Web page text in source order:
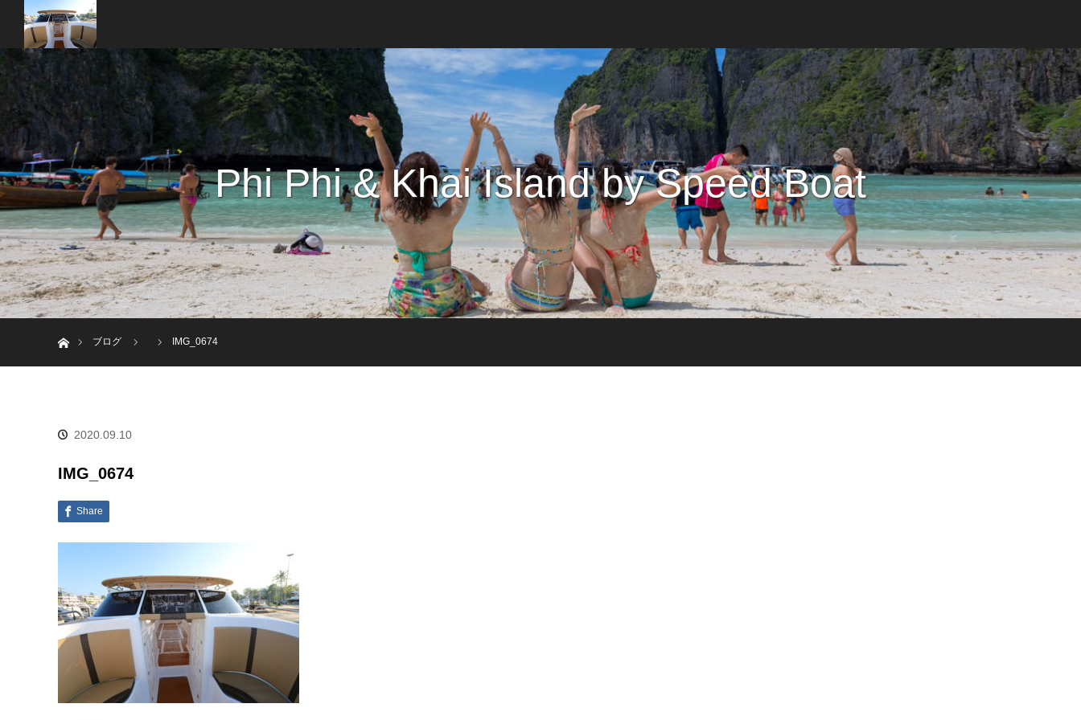
Phi Phi & Khai Island by Speed Boat
ブログ
IMG_0674
2020.09.10
IMG_0674
Share